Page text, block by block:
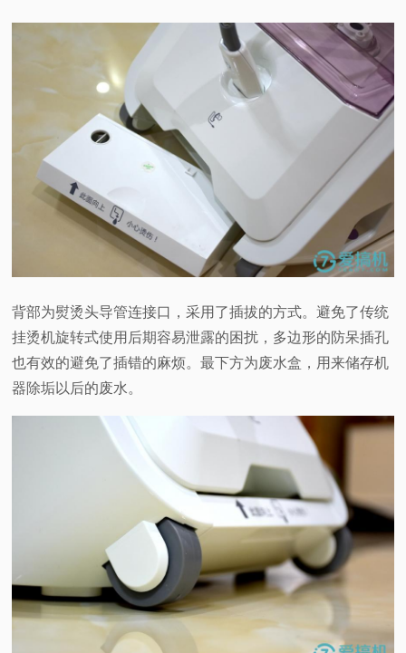
背部为熨烫头导管连接口，采用了插拔的方式。避免了传统
挂烫机旋转式使用后期容易泄露的困扰，多边形的防呆插孔
也有效的避免了插错的麻烦。最下方为废水盒，用来储存机
器除垢以后的废水。